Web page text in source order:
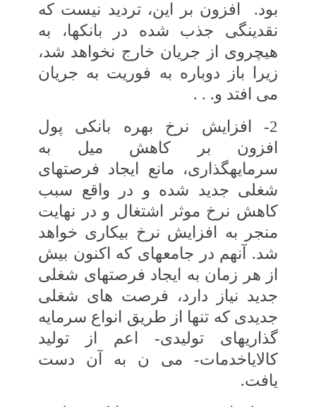
بود.
افزون بر این، تردید نیست که
نقدینگی جذب شده‏ در بانک‏ها، به
هیچ‏روی از جریان خارج‏ نخواهد شد،
زیرا باز دوباره به فوریت به جریان‏
می‏ افتد و. . .
2- افزایش نرخ بهره بانکی پول
افزون بر کاهش‏ میل به
سرمایه‏گذاری، مانع ایجاد فرصت‏های‏
شغلی جدید شده و در واقع سبب
کاهش نرخ موثر اشتغال و در نهایت
منجر به افزایش نرخ بیکاری‏ خواهد
شد. آنهم در جامعه‏ای که اکنون بیش
از هر زمان به ایجاد فرصت‏های شغلی
جدید نیاز دارد، فرصت‏ های شغلی
جدیدی که تنها از طریق انواع‏ سرمایه‏
گذاری‏های تولیدی- اعم از تولید
کالایاخدمات- می‏ ن به آن دست
یافت.